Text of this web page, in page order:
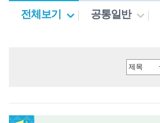
전체보기 공통일반